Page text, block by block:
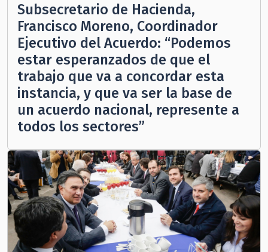
Subsecretario de Hacienda,
Francisco Moreno, Coordinador
Ejecutivo del Acuerdo: “Podemos
estar esperanzados de que el
trabajo que va a concordar esta
instancia, y que va ser la base de
un acuerdo nacional, represente a
todos los sectores”